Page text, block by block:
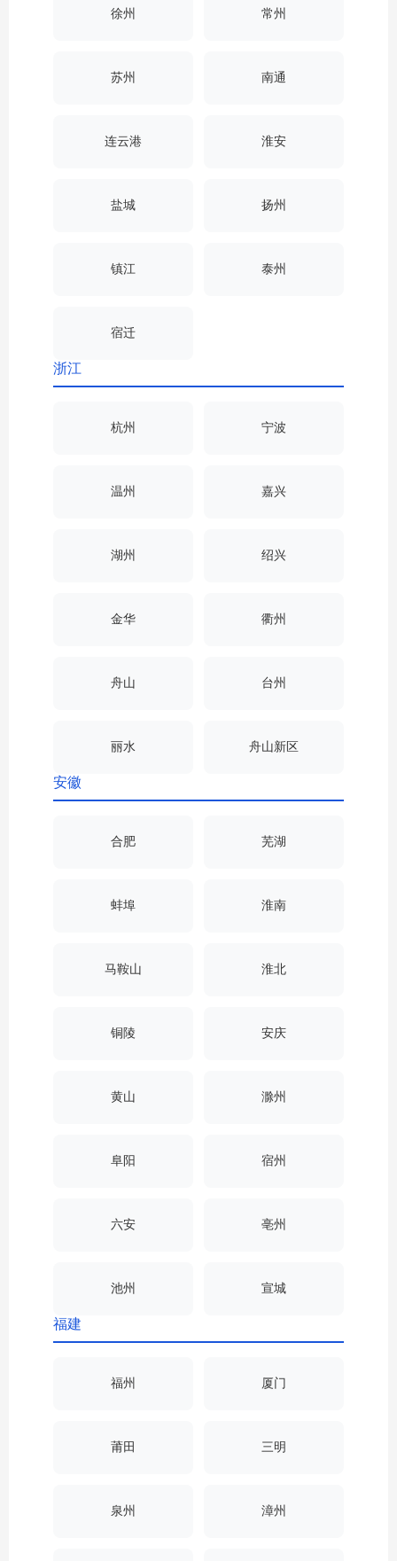
徐州 常州
苏州 南通
连云港 淮安
盐城 扬州
镇江 泰州
宿迁
浙江
杭州 宁波
温州 嘉兴
湖州 绍兴
金华 衢州
舟山 台州
丽水 舟山新区
安徽
合肥 芜湖
蚌埠 淮南
马鞍山 淮北
铜陵 安庆
黄山 滁州
阜阳 宿州
六安 亳州
池州 宣城
福建
福州 厦门
莆田 三明
泉州 漳州